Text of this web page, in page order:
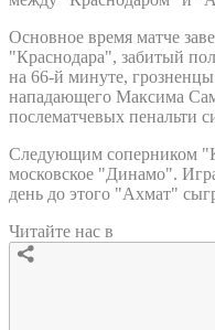
Основное время матче
"Краснодара", забитый
на 66-й минуте,
нападающего Максима
послематчевых пенальти
Следующим соперником
московское "Динамо".
день до этого "Ахмат"
Читайте нас в